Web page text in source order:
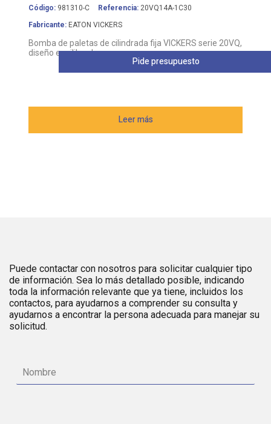
Código: 981310-C Referencia: 20VQ14A-1C30
Fabricante: EATON VICKERS
Bomba de paletas de cilindrada fija VICKERS serie 20VQ,
diseño equilibrado
Leer más
Pide presupuesto
Puede contactar con nosotros para solicitar cualquier tipo
de información. Sea lo más detallado posible, indicando
toda la información relevante que ya tiene, incluidos los
contactos, para ayudarnos a comprender su consulta y
ayudarnos a encontrar la persona adecuada para manejar su
solicitud.